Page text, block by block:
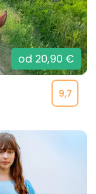
od 20,90 €
9,7